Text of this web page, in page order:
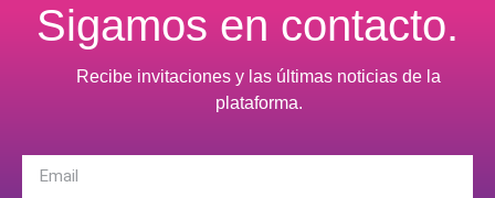
Sigamos en contacto.
Recibe invitaciones y las últimas noticias de la
plataforma.